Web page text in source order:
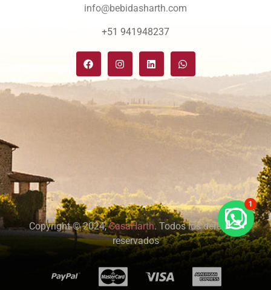
info@bebidasharth.com
+51 941948237
Copyright © 2024,CasaHarth. Todos los derechos
reservados
1